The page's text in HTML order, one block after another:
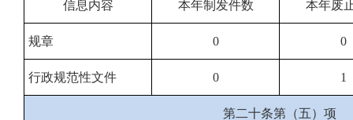
信息内容 本年制发件数 本年废
规章 0 0
行政规范性文件 0 1
第二十条第（五）项